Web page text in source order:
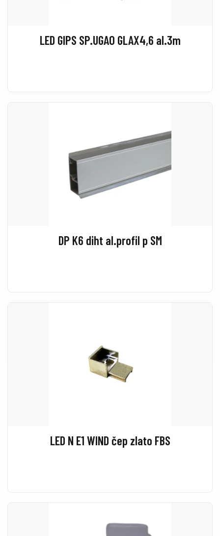
LED GIPS SP.UGAO GLAX4,6 al.3m
DP K6 diht al.profil p SM
LED N E1 WIND čep zlato FBS